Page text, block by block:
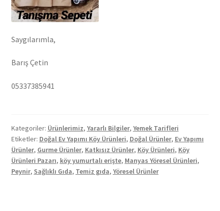
Saygılarımla,
Barış Çetin
05337385941
Kategoriler: Ürünlerimiz, Yararlı Bilgiler, Yemek Tarifleri
Etiketler: Doğal Ev Yapımı Köy Ürünleri, Doğal Ürünler, Ev Yapımı
Ürünler, Gurme Ürünler, Katkısız Ürünler, Köy Ürünleri, Köy
Ürünleri Pazarı, köy yumurtalı erişte, Manyas Yöresel Ürünleri,
Peynir, Sağlıklı Gıda, Temiz gıda, Yöresel Ürünler